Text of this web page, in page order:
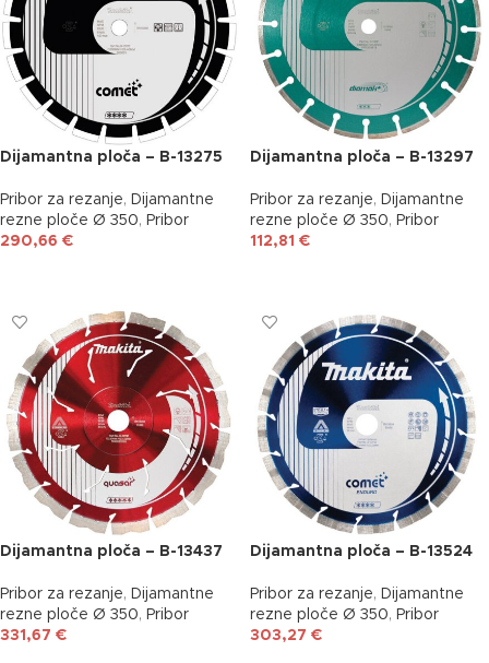
Dijamantna ploča – B-13275
Pribor za rezanje, Dijamantne
rezne ploče Ø 350, Pribor
290,66 €
Dijamantna ploča – B-13297
Pribor za rezanje, Dijamantne
rezne ploče Ø 350, Pribor
112,81 €
Dijamantna ploča – B-13437
Pribor za rezanje, Dijamantne
rezne ploče Ø 350, Pribor
331,67 €
Dijamantna ploča – B-13524
Pribor za rezanje, Dijamantne
rezne ploče Ø 350, Pribor
303,27 €